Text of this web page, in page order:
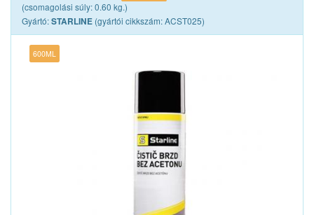
(csomagolási súly: 0.60 kg.)
Gyártó:STARLINE (gyártói cikkszám: ACST025)
600ML